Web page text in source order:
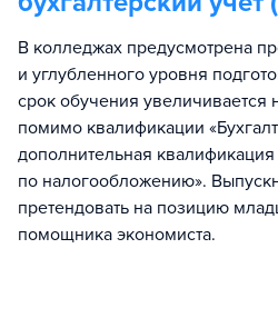
В колледжах предусмотрена
и углубленного уровня
срок обучения увеличивается
помимо квалификации
дополнительная
по налогообложению».
претендовать на позицию
помощника экономиста.